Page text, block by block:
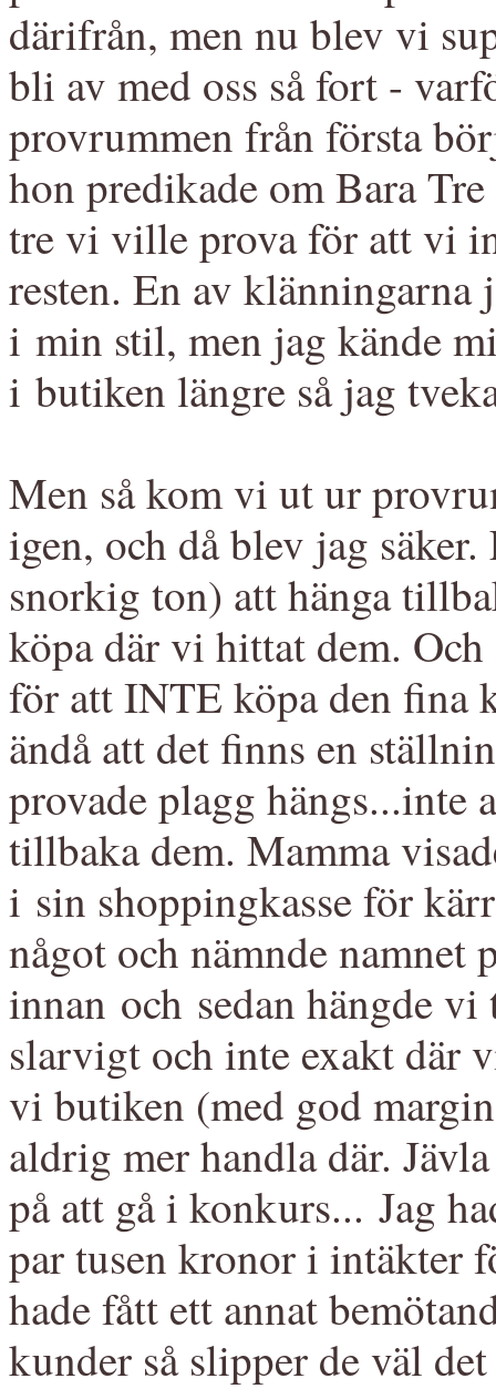
därifrån, men nu blev vi
bli av med oss så fort -
provrummen från första
hon predikade om Bara
tre vi ville prova för att vi
resten. En av
i min stil, men jag kände
i butiken längre så jag
Men så kom vi ut ur
igen, och då blev jag
snorkig ton) att hänga
köpa där vi hittat dem.
för att INTE köpa den fina
ändå att det finns en
provade plagg hängs...inte
tillbaka dem. Mamma
i sin shoppingkasse för
något och nämnde
innan och sedan hängde
slarvigt och inte exakt där
vi butiken (med god
aldrig mer handla där.
på att gå i konkurs... Jag
par tusen kronor i intäkter
hade fått ett annat
kunder så slipper de väl det